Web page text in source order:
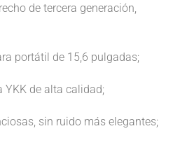
de tercera generación,
portátil de 15,6 pulgadas;
YKK de alta calidad;
sin ruido más elegantes;